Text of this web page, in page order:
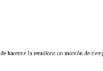
de hacerme la remolona un montón de